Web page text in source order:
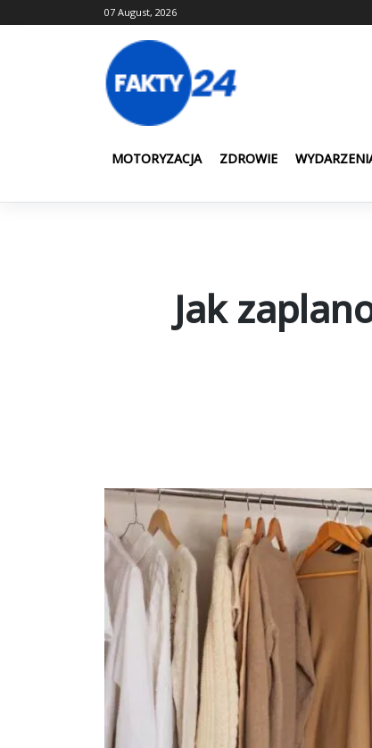
to
07 August, 2026
MOTORYZACJA ZDROWIE
Jak